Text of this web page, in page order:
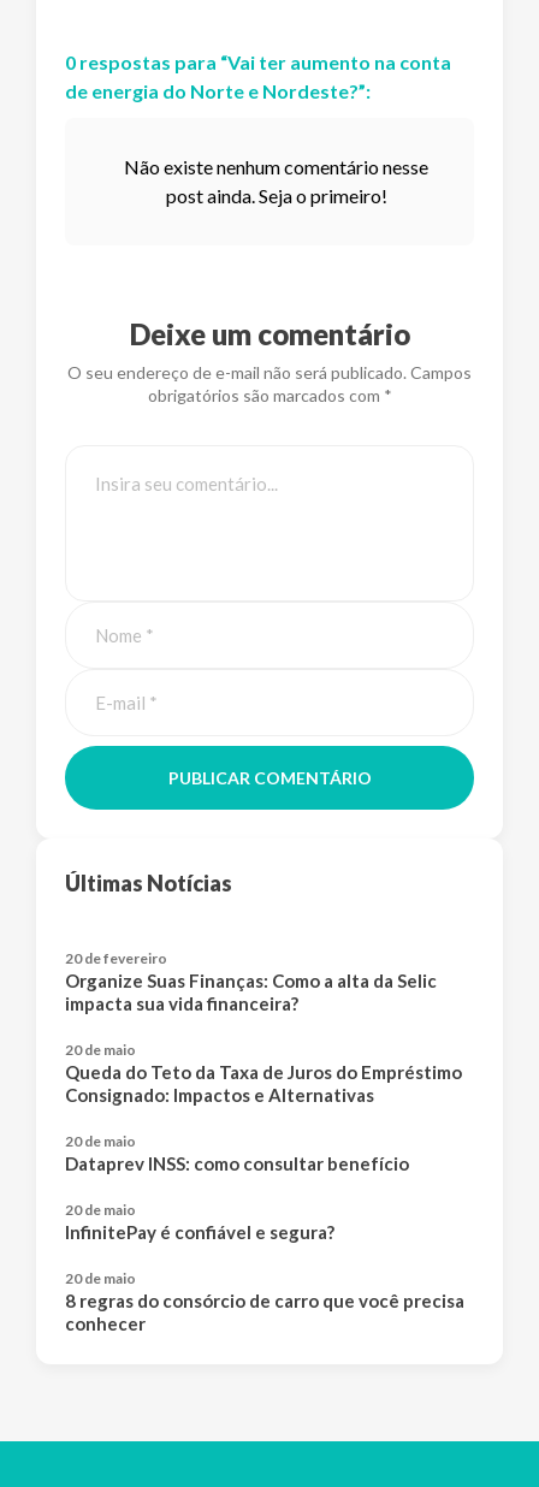
0 respostas para “Vai ter aumento na conta
de energia do Norte e Nordeste?”:
Não existe nenhum comentário nesse
post ainda. Seja o primeiro!
Deixe um comentário
O seu endereço de e-mail não será publicado. Campos
obrigatórios são marcados com *
PUBLICAR COMENTÁRIO
Últimas Notícias
20 de fevereiro
Organize Suas Finanças: Como a alta da Selic
impacta sua vida financeira?
20 de maio
Queda do Teto da Taxa de Juros do Empréstimo
Consignado: Impactos e Alternativas
20 de maio
Dataprev INSS: como consultar benefício
20 de maio
InfinitePay é confiável e segura?
20 de maio
8 regras do consórcio de carro que você precisa
conhecer